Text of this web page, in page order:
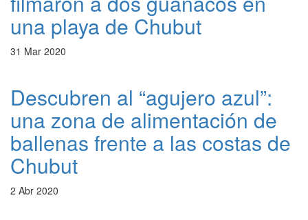
una playa de Chubut
31 Mar 2020
Descubren al “agujero azul”:
una zona de alimentación de
ballenas frente a las costas de
Chubut
2 Abr 2020